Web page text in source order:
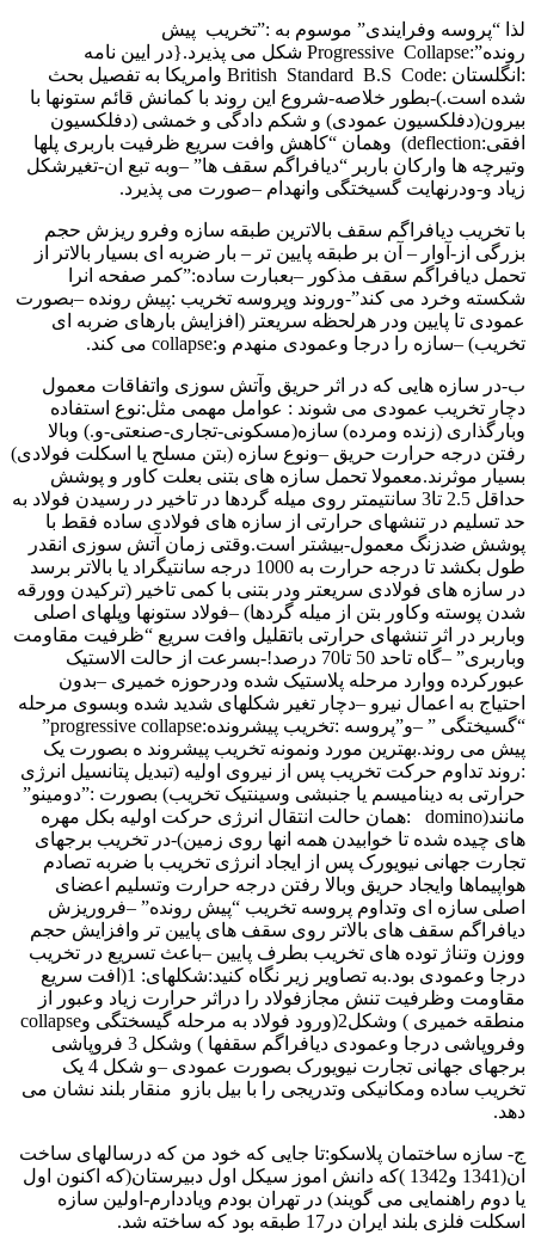
لذا “پروسه وفرایندی” موسوم به :”تخریب پیش
رونده”:Progressive Collapse شکل می پذیرد.{در ایین نامه
:انگلستان :British Standard B.S Code وامریکا به تفصیل بحث
شده است.)-بطور خلاصه-شروع این روند با کمانش قائم ستونها با
بیرون(دفلکسیون عمودی) و شکم دادگی و خمشی (دفلکسیون
افقی:deflection) وهمان “کاهش وافت سریع ظرفیت باربری پلها
وتیرچه ها وارکان باربر “دیافراگم سقف ها” –وبه تبع ان-تغیرشکل
زیاد و-ودرنهایت گسیختگی وانهدام –صورت می پذیرد.
با تخریب دیافراگم سقف بالاترین طبقه سازه وفرو ریزش حجم
بزرگی از-آوار – آن بر طبقه پایین تر – بار ضربه ای بسیار بالاتر از
تحمل دیافراگم سقف مذکور –بعبارت ساده:”کمر صفحه انرا
شکسته وخرد می کند”-وروند وپروسه تخریب :پیش رونده –بصورت
عمودی تا پایین ودر هرلحظه سریعتر (افزایش بارهای ضربه ای
تخریب) –سازه را درجا وعمودی منهدم و:collapse می کند.
ب-در سازه هایی که در اثر حریق وآتش سوزی واتفاقات معمول
دچار تخریب عمودی می شوند : عوامل مهمی مثل:نوع استفاده
وبارگذاری (زنده ومرده) سازه(مسکونی-تجاری-صنعتی-و.) وبالا
رفتن درجه حرارت حریق –ونوع سازه (بتن مسلح یا اسکلت فولادی)
بسیار موثرند.معمولا تحمل سازه های بتنی بعلت کاور و پوشش
حداقل 2.5 تا3 سانتیمتر روی میله گردها در تاخیر در رسیدن فولاد به
حد تسلیم در تنشهای حرارتی از سازه های فولادی ساده فقط با
پوشش ضدزنگ معمول-بیشتر است.وقتی زمان آتش سوزی انقدر
طول بکشد تا درجه حرارت به 1000 درجه سانتیگراد یا بالاتر برسد
در سازه های فولادی سریعتر ودر بتنی با کمی تاخیر (ترکیدن وورقه
شدن پوسته وکاور بتن از میله گردها) –فولاد ستونها وپلهای اصلی
وباربر در اثر تنشهای حرارتی باتقلیل وافت سریع “ظرفیت مقاومت
وباربری” –گاه تاحد 50 تا70 درصد!-بسرعت از حالت الاستیک
عبورکرده ووارد مرحله پلاستیک شده ودرحوزه خمیری –بدون
احتیاج به اعمال نیرو –دچار تغیر شکلهای شدید شده وبسوی مرحله
“گسیختگی ” –و”پروسه :تخریب پیشرونده:progressive collapse”
پیش می روند.بهترین مورد ونمونه تخریب پیشروند ه بصورت یک
:روند تداوم حرکت تخریب پس از نیروی اولیه (تبدیل پتانسیل انرژی
حرارتی به دینامیسم یا جنبشی وسینتیک تخریب) بصورت :”دومینو”
مانند(domino :همان حالت انتقال انرژی حرکت اولیه بکل مهره
های چیده شده تا خوابیدن همه انها روی زمین)-در تخریب برجهای
تجارت جهانی نیویورک پس از ایجاد انرژی تخریب با ضربه تصادم
هواپیماها وایجاد حریق وبالا رفتن درجه حرارت وتسلیم اعضای
اصلی سازه ای وتداوم پروسه تخریب “پیش رونده” –فروریزش
دیافراگم سقف های بالاتر روی سقف های پایین تر وافزایش حجم
ووزن وتناژ توده های تخریب بطرف پایین –باعث تسریع در تخریب
درجا وعمودی بود.به تصاویر زیر نگاه کنید:شکلهای: 1(افت سریع
مقاومت وظرفیت تنش مجازفولاد را دراثر حرارت زیاد وعبور از
منطقه خمیری ) وشکل2(ورود فولاد به مرحله گیسختگی وcollapse
وفروپاشی درجا وعمودی دیافراگم سقفها ) وشکل 3 فروپاشی
برجهای جهانی تجارت نیویورک بصورت عمودی –و شکل 4 یک
تخریب ساده ومکانیکی وتدریجی را با بیل بازو منقار بلند نشان می
دهد.
ج- سازه ساختمان پلاسکو:تا جایی که خود من که درسالهای ساخت
ان(1341 و1342 )که دانش اموز سیکل اول دبیرستان(که اکنون اول
یا دوم راهنمایی می گویند) در تهران بودم ویاددارم-اولین سازه
اسکلت فلزی بلند ایران در17 طبقه بود که ساخته شد.